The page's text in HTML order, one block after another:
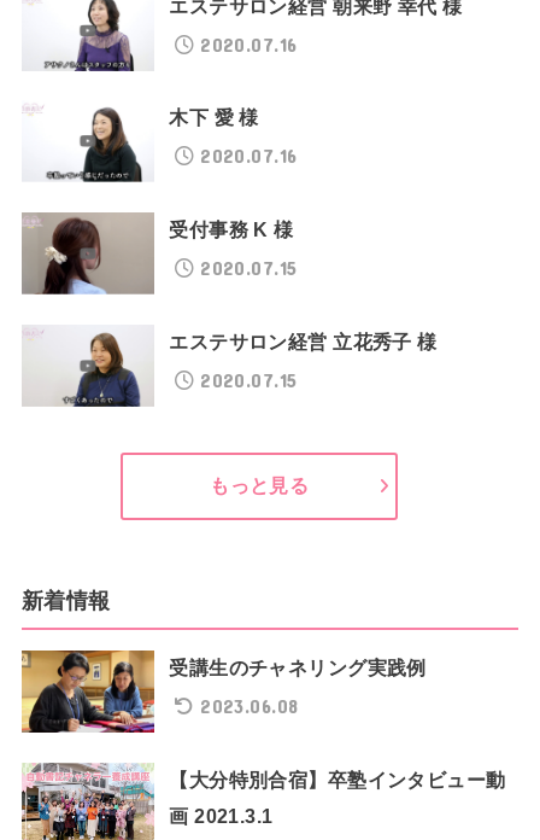
エステサロン経営 朝来野 幸代 様
2020.07.16
木下 愛 様
2020.07.16
受付事務 K 様
2020.07.15
エステサロン経営 立花秀子 様
2020.07.15
もっと見る
新着情報
受講生のチャネリング実践例
2023.06.08
【大分特別合宿】卒塾インタビュー動
画 2021.3.1